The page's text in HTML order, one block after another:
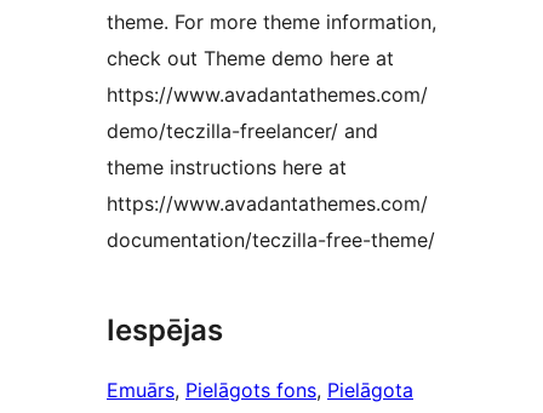
theme. For more theme information,
check out Theme demo here at
https://www.avadantathemes.com/
demo/teczilla-freelancer/ and
theme instructions here at
https://www.avadantathemes.com/
documentation/teczilla-free-theme/
Iespējas
Emuārs, Pielāgots fons, Pielāgota